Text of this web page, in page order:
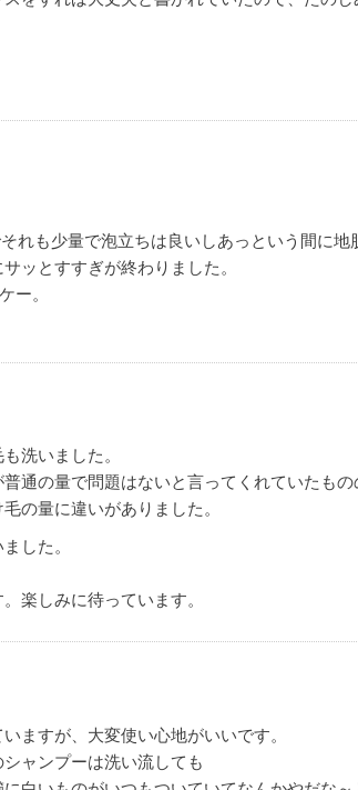
れも少量で泡立ちは良いしあっという間に
ッとすすぎが終わりました。
ー。
洗いました。
通の量で問題はないと言ってくれていたもの
の量に違いがありました。
した。
楽しみに待っています。
ますが、大変使い心地がいいです。
ャンプーは洗い流しても